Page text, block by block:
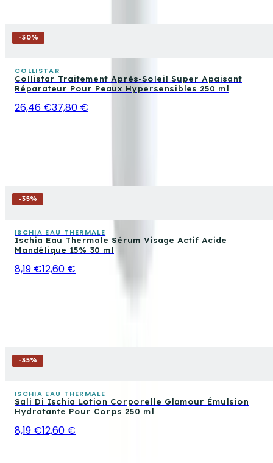
-30%
COLLISTAR
Collistar Traitement Après-Soleil Super Apaisant
Réparateur Pour Peaux Hypersensibles 250 ml
26,46 €37,80 €
-35%
ISCHIA EAU THERMALE
Ischia Eau Thermale Sérum Visage Actif Acide
Mandélique 15% 30 ml
8,19 €12,60 €
-35%
ISCHIA EAU THERMALE
Sali Di Ischia Lotion Corporelle Glamour Émulsion
Hydratante Pour Corps 250 ml
8,19 €12,60 €